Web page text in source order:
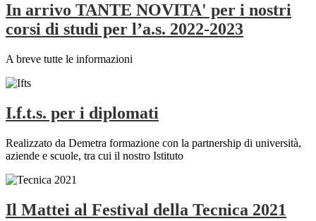
In arrivo TANTE NOVITA' per i nostri
corsi di studi per l’a.s. 2022-2023
A breve tutte le informazioni
I.f.t.s. per i diplomati
Realizzato da Demetra formazione con la partnership di università,
aziende e scuole, tra cui il nostro Istituto
Il Mattei al Festival della Tecnica 2021